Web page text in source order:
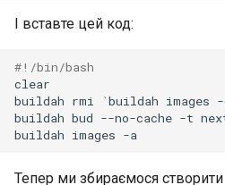
І вставте цей код:
#!/bin/bash
clear
buildah rmi `buildah images -
buildah bud --no-cache -t
buildah images
Тепер ми збираємося